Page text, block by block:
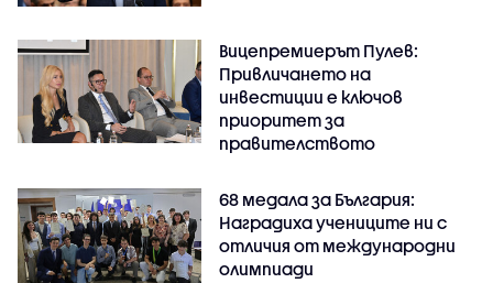
Вицепремиерът Пулев:
Привличането на
инвестиции е ключов
приоритет за
правителството
68 медала за България:
Наградиха учениците ни с
отличия от международни
олимпиади